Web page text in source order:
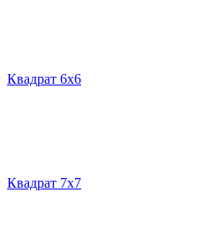
Квадрат 6х6
Квадрат 7х7